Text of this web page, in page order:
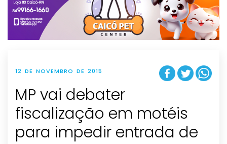
t
i
o
n
12 DE NOVEMBRO DE 2015
MP vai debater
fiscalização em motéis
para impedir entrada de